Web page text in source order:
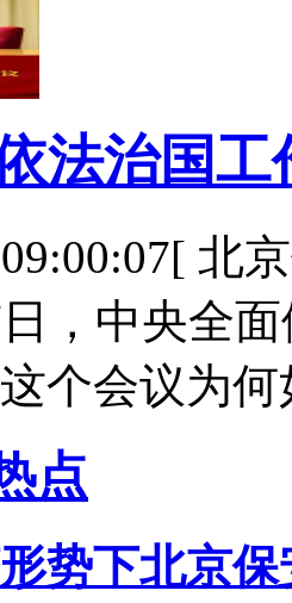
法治国
北
日，中央全
个会议为
点
势下北京保